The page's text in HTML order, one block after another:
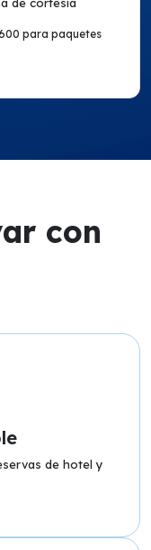
para paquetes
con
de hotel y